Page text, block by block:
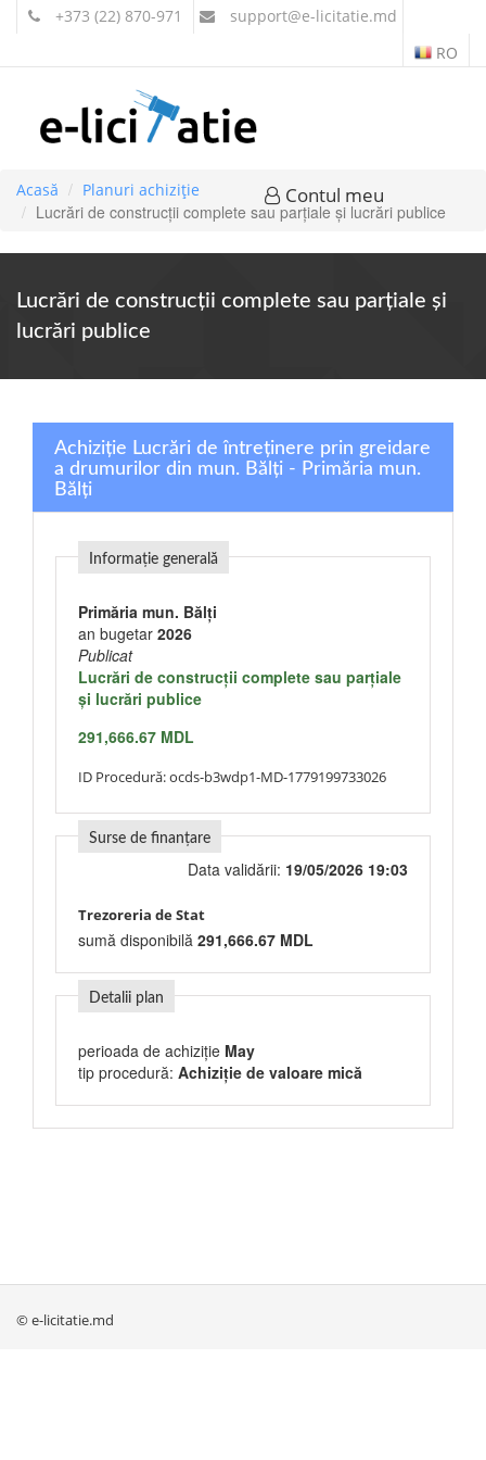
+373 (22) 870-971 support@e-licitatie.md
RO
Contul meu
Acasă Planuri achiziție
Lucrări de construcţii complete sau parţiale şi lucrări publice
Lucrări de construcţii complete sau parţiale şi
lucrări publice
Achiziție Lucrări de întreținere prin greidare
a drumurilor din mun. Bălți - Primăria mun.
Bălți
Informație generală
Primăria mun. Bălți
an bugetar 2026
Publicat
Lucrări de construcţii complete sau parţiale
şi lucrări publice
291,666.67 MDL
ID Procedură:ocds-b3wdp1-MD-1779199733026
Surse de finanțare
Data validării: 19/05/2026 19:03
Trezoreria de Stat
sumă disponibilă 291,666.67 MDL
Detalii plan
perioada de achiziție May
tip procedură: Achiziție de valoare mică
© e-licitatie.md